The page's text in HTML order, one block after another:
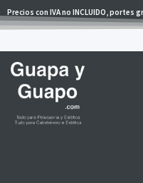
al
Precios con IVA no INCLUIDO,